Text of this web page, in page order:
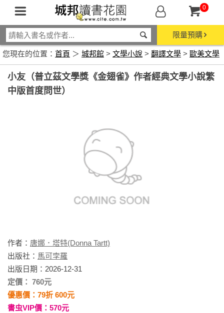
0
限量預購
您現在的位置： 首頁 ＞ 城邦館 > 文學小說 > 翻譯文學 > 歐美文學
小友（普立茲文學獎《金翅雀》作者經典文學小說繁
中版首度問世）
作者： 唐娜．塔特(Donna Tartt)
出版社： 馬可孛羅
出版日期：2026-12-31
定價： 760元
優惠價：79折 600元
書虫VIP價：570元